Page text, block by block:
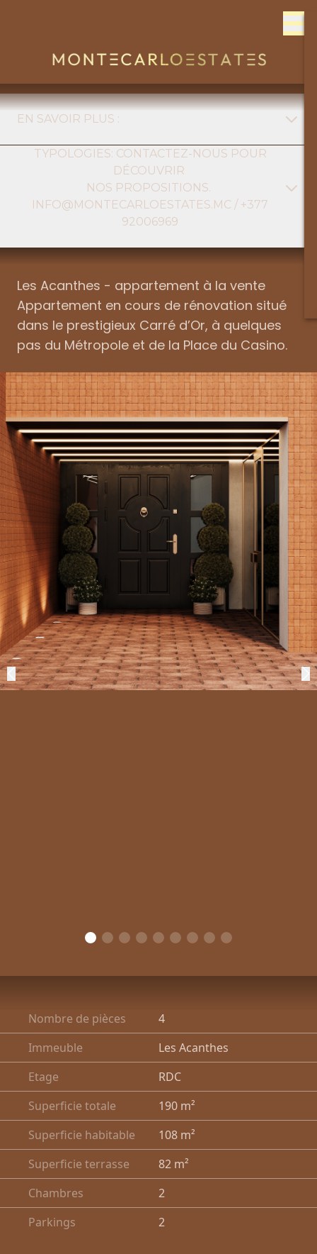
EN SAVOIR PLUS :
FONT
MONACO
FRANCE
ITALIE
OFF MARKET
TYPOLOGIES: CONTACTEZ-NOUS POUR
DÉCOUVRIR
NOS PROPOSITIONS.
INFO@MONTECARLOESTATES.MC / +377
92006969
Typologie
Quartier
Type de produit
Prix
RECHERCHE
Les Acanthes - appartement à la vente
Appartement en cours de rénovation situé
dans le prestigieux Carré d’Or, à quelques
pas du Métropole et de la Place du Casino.
Nombre de pièces
4
Immeuble
Les Acanthes
Etage
RDC
Superficie totale
190 m²
Superficie habitable
108 m²
Superficie terrasse
82 m²
Chambres
2
Parkings
2